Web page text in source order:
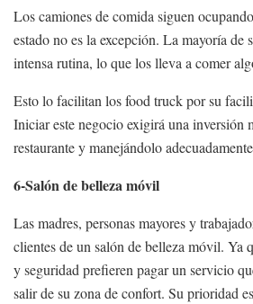
Los camiones de comida siguen
estado no es la excepción. La mayoría de
intensa rutina, lo que los lleva a comer
Esto lo facilitan los food truck por su
Iniciar este negocio exigirá una inversión
restaurante y manejándolo
6-Salón de belleza móvil
Las madres, personas mayores y
clientes de un salón de belleza móvil. Ya
y seguridad prefieren pagar un servicio
salir de su zona de confort. Su prioridad